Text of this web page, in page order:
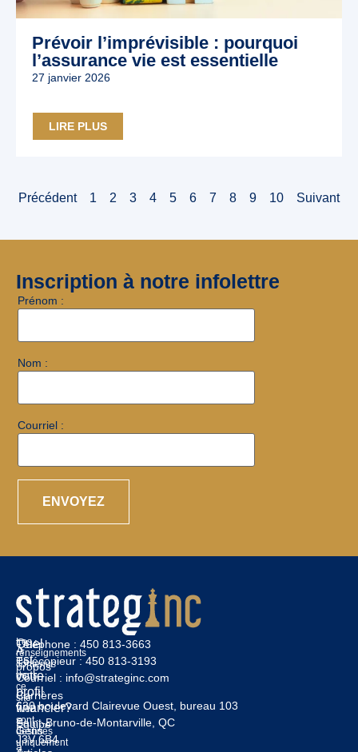
Prévoir l’imprévisible : pourquoi
l’assurance vie est essentielle
27 janvier 2026
LIRE PLUS
Précédent 1 2 3 4 5 6 7 8 9 10 Suivant
Inscription à notre infolettre
Prénom :
Nom :
Courriel :
Les
renseignements
contenus
dans
ce
site
Web
sont
destinés
uniquement
Quel
est
votre
profil
financier?
Gens
à
À
propos
Carrières
Équipe
Téléphone : 450 813-3663
Télécopieur : 450 813-3193
Courriel : info@strateginc.com
630 boulevard Clairevue Ouest, bureau 103
Saint-Bruno-de-Montarville, QC
J3V 6B4